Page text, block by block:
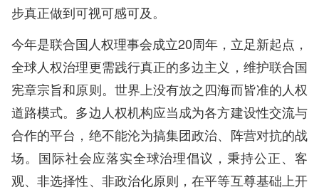
步真正做到可视可感可及。
今年是联合国人权理事会成立20周年，立足新起点，
全球人权治理更需践行真正的多边主义，维护联合国
宪章宗旨和原则。世界上没有放之四海而皆准的人权
道路模式。多边人权机构应当成为各方建设性交流与
合作的平台，绝不能沦为搞集团政治、阵营对抗的战
场。国际社会应落实全球治理倡议，秉持公正、客
观、非选择性、非政治化原则，在平等互尊基础上开